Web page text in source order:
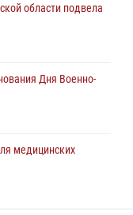
области подвела
Дня Военно-
медицинских